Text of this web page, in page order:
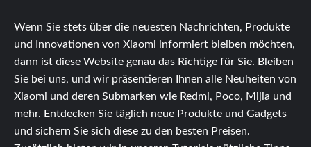
Wenn Sie stets über die neuesten Nachrichten, Produkte
und Innovationen von Xiaomi informiert bleiben möchten,
dann ist diese Website genau das Richtige für Sie. Bleiben
Sie bei uns, und wir präsentieren Ihnen alle Neuheiten von
Xiaomi und deren Submarken wie Redmi, Poco, Mijia und
mehr. Entdecken Sie täglich neue Produkte und Gadgets
und sichern Sie sich diese zu den besten Preisen.